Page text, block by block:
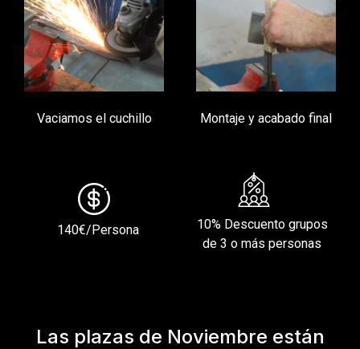
Vaciamos el cuchillo Montaje y acabado final
140€/Persona
10% Descuento grupos
de 3 o más personas
Las plazas de Noviembre están